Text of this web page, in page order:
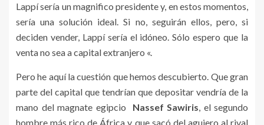
Lappí sería un magnifico presidente y, en estos momentos,
sería una solución ideal. Si no, seguirán ellos, pero, si
deciden vender, Lappí sería el idóneo. Sólo espero que la
venta no sea a capital extranjero «.
Pero he aquí la cuestión que hemos descubierto. Que gran
parte del capital que tendrían que depositar vendría de la
mano del magnate egipcio Nassef Sawiris, el segundo
hombre más rico de África y que sacó del agujero al rival